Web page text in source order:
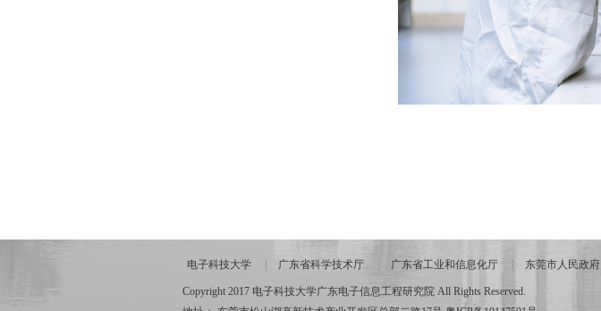
电子科技大学 广东省科学技术厅 广东省工业和信息化厅 东莞市人民政府
Copyright 2017 电子科技大学广东电子信息工程研究院 All Rights Reserved.